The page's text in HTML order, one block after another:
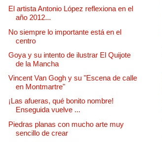
El artista Antonio López reflexiona en el
año 2012...
No siempre lo importante está en el
centro
Goya y su intento de ilustrar El Quijote
de la Mancha
Vincent Van Gogh y su "Escena de calle
en Montmartre"
¡Las afueras, qué bonito nombre!
Enseguida vuelve ...
Piedras planas con mucho arte muy
sencillo de crear